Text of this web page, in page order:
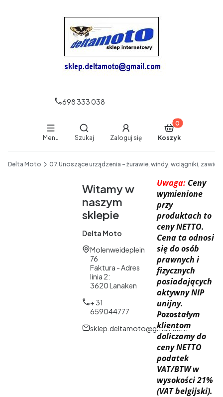
698 333 038
Menu
Otwórz wyszukiwarkę
Szukaj Zaloguj się
Produkty w
Koszyk
Delta Moto 07.Unoszące urządzenia - żurawie, windy, wciągniki,
Witamy w
naszym
sklepie
Delta Moto
Adres:
Molenweideplein
76
Faktura - Adres
linia 2:
3620 Lanaken
+ 31
659044777
sklep.deltamoto@gmail.com
Uwaga:Ceny
wymienione
przy
produktach to
ceny NETTO.
Cena ta odnosi
się do osób
prawnych i
fizycznych
posiadających
aktywny NIP
unijny.
Pozostałym
klientom
doliczamy do
ceny NETTO
podatek
VAT/BTW w
wysokości 21%
(VAT belgijski).